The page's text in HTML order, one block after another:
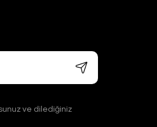
ve dilediğiniz